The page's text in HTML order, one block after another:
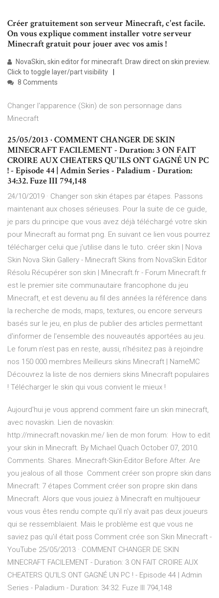
Créer gratuitement son serveur Minecraft, c'est facile.
On vous explique comment installer votre serveur
Minecraft gratuit pour jouer avec vos amis !
NovaSkin, skin editor for minecraft. Draw direct on skin preview.
Click to toggle layer/part visibility
8 Comments
Changer l'apparence (Skin) de son personnage dans
Minecraft
25/05/2013 · COMMENT CHANGER DE SKIN
MINECRAFT FACILEMENT - Duration: 3 ON FAIT
CROIRE AUX CHEATERS QU'ILS ONT GAGNÉ UN PC
! - Episode 44 | Admin Series - Paladium - Duration:
34:32. Fuze III 794,148
24/10/2019 · Changer son skin étapes par étapes. Passons
maintenant aux choses sérieuses. Pour la suite de ce guide,
je pars du principe que vous avez déjà téléchargé votre skin
pour Minecraft au format png. En suivant ce lien vous pourrez
télécharger celui que j’utilise dans le tuto. créer skin | Nova
Skin Nova Skin Gallery - Minecraft Skins from NovaSkin Editor
Résolu Récupérer son skin | Minecraft.fr - Forum Minecraft.fr
est le premier site communautaire francophone du jeu
Minecraft, et est devenu au fil des années la référence dans
la recherche de mods, maps, textures, ou encore serveurs
basés sur le jeu, en plus de publier des articles permettant
d'informer de l'ensemble des nouveautés apportées au jeu.
Le forum n'est pas en reste, aussi, n'hésitez pas à rejoindre
nos 150 000 membres Meilleurs skins Minecraft | NameMC
Découvrez la liste de nos derniers skins Minecraft populaires
! Télécharger le skin qui vous convient le mieux !
Aujourd'hui je vous apprend comment faire un skin minecraft,
avec novaskin. Lien de novaskin:
http://minecraft.novaskin.me/ lien de mon forum: How to edit
your skin in Minecraft. By Michael Quach October 07, 2010.
Comments. Shares. Minecraft-Skin-Editor Before After. Are
you jealous of all those Comment créer son propre skin dans
Minecraft: 7 étapes Comment créer son propre skin dans
Minecraft. Alors que vous jouiez à Minecraft en multijoueur
vous vous êtes rendu compte qu'il n'y avait pas deux joueurs
qui se ressemblaient. Mais le problème est que vous ne
saviez pas qu'il était poss Comment crée son Skin Minecraft -
YouTube 25/05/2013 · COMMENT CHANGER DE SKIN
MINECRAFT FACILEMENT - Duration: 3 ON FAIT CROIRE AUX
CHEATERS QU'ILS ONT GAGNÉ UN PC ! - Episode 44 | Admin
Series - Paladium - Duration: 34:32. Fuze III 794,148